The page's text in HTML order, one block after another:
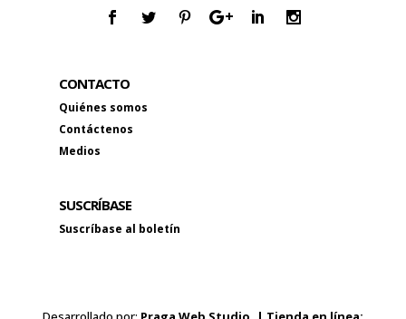
CONTACTO
Quiénes somos
Contáctenos
Medios
SUSCRÍBASE
Suscríbase al boletín